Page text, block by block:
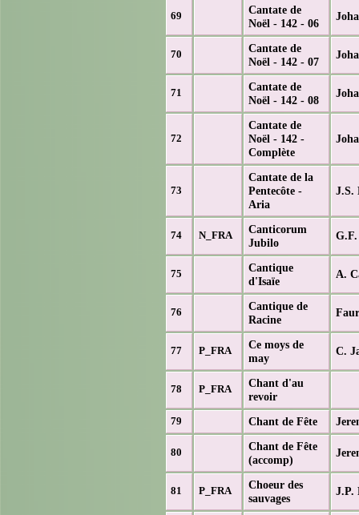
69
Cantate de
Noël - 142 - 06
70
Cantate de
Noël - 142 - 07
71
Cantate de
Noël - 142 - 08
72
Cantate de
Noël - 142 -
Complète
73
Cantate de la
Pentecôte -
Aria
J.S.
74 N_FRA
Canticorum
Jubilo
75
Cantique
d'Isaïe
A.
76
Cantique de
Racine
77 P_FRA
Ce moys de
may
C.
78 P_FRA
Chant d'au
revoir
79 Chant de Fête
80
Chant de Fête
(accomp)
81 P_FRA
Choeur des
sauvages
J.P.